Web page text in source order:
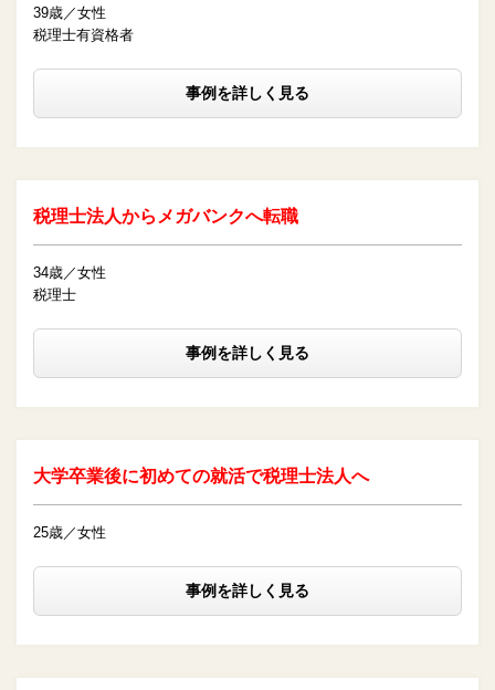
39歳／女性
税理士有資格者
事例を詳しく見る
税理士法人からメガバンクへ転職
34歳／女性
税理士
事例を詳しく見る
大学卒業後に初めての就活で税理士法人へ
25歳／女性
事例を詳しく見る